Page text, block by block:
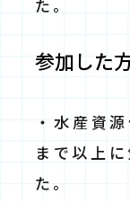
た。
参加した
・水産資
まで以上
た。